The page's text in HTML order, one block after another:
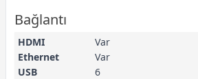
Bağlantı
HDMI
Var
Ethernet
Var
USB
6